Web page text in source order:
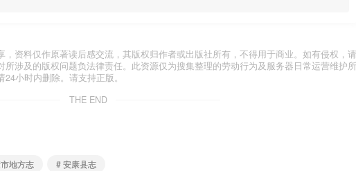
资料仅作原著读后感交流，其版权归作者或出版社所有，不得用于商业。如有侵权，请
涉及的版权问题负法律责任。此资源仅为搜集整理的劳动行为及服务器日常运营维护所
小时内删除。请支持正版。
THE END
地方志 # 安康县志